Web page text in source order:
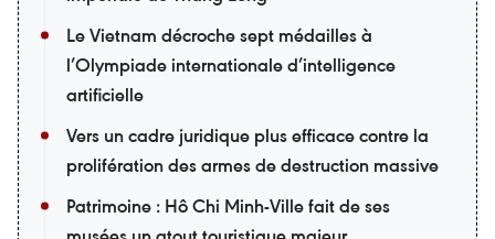
Le Vietnam décroche sept médailles à
l’Olympiade internationale d’intelligence
artificielle
Vers un cadre juridique plus efficace contre la
prolifération des armes de destruction massive
Patrimoine : Hô Chi Minh-Ville fait de ses